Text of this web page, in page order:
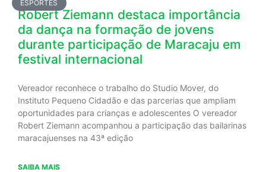
ESPORTES
Robert Ziemann destaca importância
da dança na formação de jovens
durante participação de Maracaju em
festival internacional
Vereador reconhece o trabalho do Studio Mover, do
Instituto Pequeno Cidadão e das parcerias que ampliam
oportunidades para crianças e adolescentes O vereador
Robert Ziemann acompanhou a participação das bailarinas
maracajuenses na 43ª edição
SAIBA MAIS